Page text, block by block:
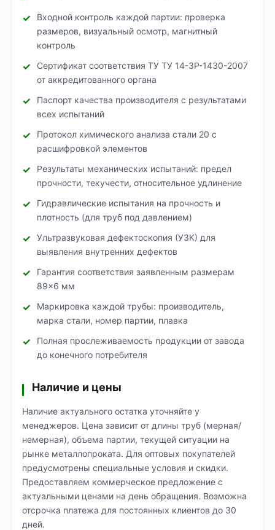
Входной контроль каждой партии: проверка
размеров, визуальный осмотр, магнитный
контроль
Сертификат соответствия ТУ ТУ 14-3Р-1430-2007
от аккредитованного органа
Паспорт качества производителя с результатами
всех испытаний
Протокол химического анализа стали 20 с
расшифровкой элементов
Результаты механических испытаний: предел
прочности, текучести, относительное удлинение
Гидравлические испытания на прочность и
плотность (для труб под давлением)
Ультразвуковая дефектоскопия (УЗК) для
выявления внутренних дефектов
Гарантия соответствия заявленным размерам
89×6 мм
Маркировка каждой трубы: производитель,
марка стали, номер партии, плавка
Полная прослеживаемость продукции от завода
до конечного потребителя
Наличие и цены
Наличие актуального остатка уточняйте у
менеджеров. Цена зависит от длины труб (мерная/
немерная), объема партии, текущей ситуации на
рынке металлопроката. Для оптовых покупателей
предусмотрены специальные условия и скидки.
Предоставляем коммерческое предложение с
актуальными ценами на день обращения. Возможна
отсрочка платежа для постоянных клиентов до 30
дней.